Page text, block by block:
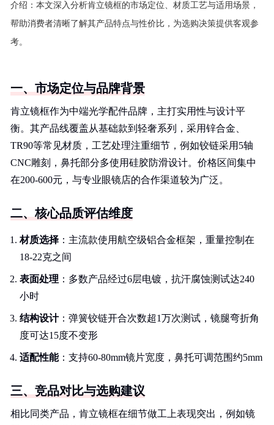
介绍： 本文深入分析肯立镜框的市场定位、材质工艺与适用场景，
帮助消费者清晰了解其产品特点与性价比，为选购决策提供客观参
考。
一、市场定位与品牌背景
肯立镜框作为中端光学配件品牌，主打实用性与设计平
衡。其产品线覆盖从基础款到轻奢系列，采用锌合金、
TR90等常见材质，工艺处理注重细节，例如铰链采用5轴
CNC雕刻，鼻托部分多使用硅胶防滑设计。价格区间集中
在200-600元，与专业眼镜店的合作渠道较为广泛。
二、核心品质评估维度
材质选择 ：主流款使用航空级铝合金框架，重量控制在
18-22克之间
表面处理 ：多数产品经过6层电镀，抗汗腐蚀测试达240
小时
结构设计：弹簧铰链开合次数超1万次测试，镜腿弯折角
度可达15度不变形
适配性能：支持60-80mm镜片宽度，鼻托可调范围约5mm
三、竞品对比与选购建议
相比同类产品，肯立镜框在细节做工上表现突出，例如镜